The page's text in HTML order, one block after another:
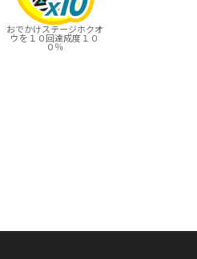
おでかけステージホクオ
ウを１０回達成度１０
０％